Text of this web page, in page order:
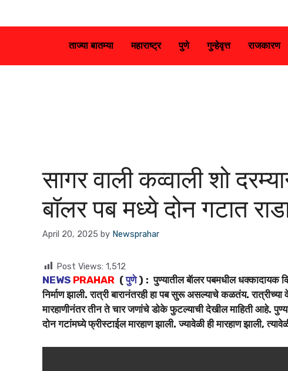
ताज्या बातम्या महाराष्ट्र पुणे गुन्हेवृत्त राजकारण
सागर वाली कव्वाली शो
बॉलर पब मध्ये दोन गटात
April 20, 2025 by Newsprahar
Post Views: 1,512
NEWS PRAHAR (पुणे) : पुण्यातील बॅालर पबमधील धक्कादायक
निर्माण झाली. रात्री बारानंतरही हा पब सुरू असल्याचे कळतंय.
मारहाणीनंतर तीन ते चार जणांचे डोके फुटल्याची देखील माहिती आहे.
दोन गटांमघ्ये फ्रीस्टाईल मारहाण झाली. ज्यावेळी ही मारहाण झाली,